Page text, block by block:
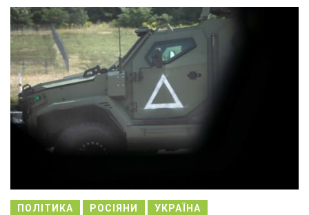
ПОЛІТИКА РОСІЯНИ УКРАЇНА